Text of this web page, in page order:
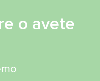
o avete